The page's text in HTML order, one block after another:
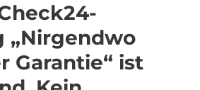
„Nirgendwo
Garantie“ ist